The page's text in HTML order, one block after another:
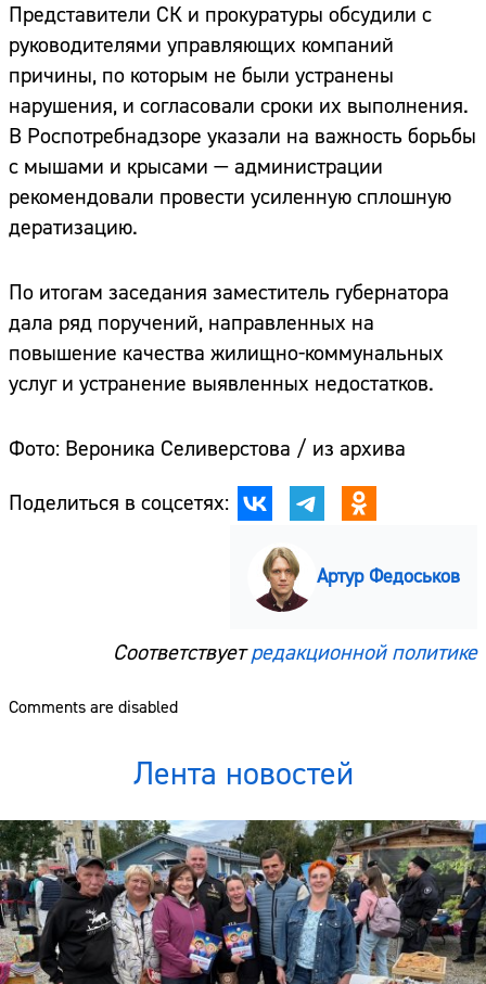
Представители СК и прокуратуры обсудили с
руководителями управляющих компаний
причины, по которым не были устранены
нарушения, и согласовали сроки их выполнения.
В Роспотребнадзоре указали на важность борьбы
с мышами и крысами — администрации
рекомендовали провести усиленную сплошную
дератизацию.
По итогам заседания заместитель губернатора
дала ряд поручений, направленных на
повышение качества жилищно-коммунальных
услуг и устранение выявленных недостатков.
Фото: Вероника Селиверстова / из архива
Поделиться в соцсетях:
Артур Федоськов
Соответствуетредакционной политике
Comments are disabled
Лента новостей